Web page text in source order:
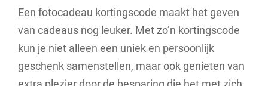
Een fotocadeau kortingscode maakt het geven
van cadeaus nog leuker. Met zo’n kortingscode
kun je niet alleen een uniek en persoonlijk
geschenk samenstellen, maar ook genieten van